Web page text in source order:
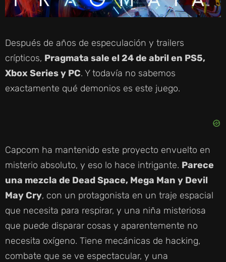
Después de años de especulación y trailers
crípticos, Pragmata sale el 24 de abril en PS5,
Xbox Series y PC. Y todavía no sabemos
exactamente qué demonios es este juego.
Capcom ha mantenido este proyecto envuelto en
misterio absoluto, y eso lo hace intrigante. Parece
una mezcla de Dead Space, Mega Man y Devil
May Cry, con un protagonista en un traje espacial
que necesita para respirar, y una niña misteriosa
que puede disparar cosas y aparentemente no
necesita oxígeno. Tiene mecánicas de hacking,
combate que se ve espectacular, y una